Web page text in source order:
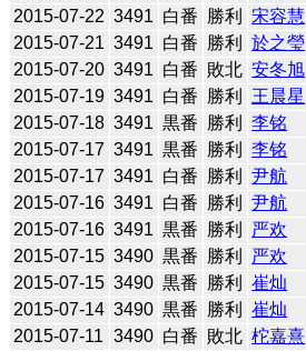
2015-07-22 3491 白番 勝利 宋容慧
2015-07-21 3491 白番 勝利 於之瑩
2015-07-20 3491 白番 敗北 安冬旭
2015-07-19 3491 白番 勝利 王晨星
2015-07-18 3491 黒番 勝利 李铭
2015-07-17 3491 黒番 勝利 李铭
2015-07-17 3491 白番 勝利 尹航
2015-07-16 3491 白番 勝利 尹航
2015-07-16 3491 黒番 勝利 严欢
2015-07-15 3490 黒番 勝利 严欢
2015-07-15 3490 黒番 勝利 崔灿
2015-07-14 3490 黒番 勝利 崔灿
2015-07-11 3490 白番 敗北 柁嘉熹